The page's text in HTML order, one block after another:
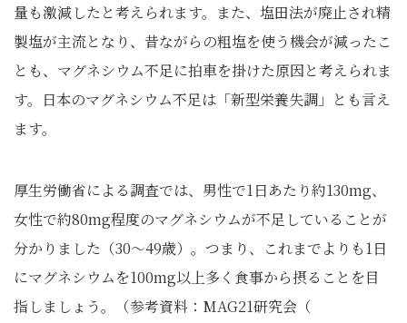
量も激減したと考えられます。また、塩田法が廃止され精
製塩が主流となり、昔ながらの粗塩を使う機会が減ったこ
とも、マグネシウム不足に拍車を掛けた原因と考えられま
す。日本のマグネシウム不足は「新型栄養失調」とも言え
ます。
厚生労働省による調査では、男性で1日あたり約130mg、
女性で約80mg程度のマグネシウムが不足していることが
分かりました（30～49歳）。つまり、これまでよりも1日
にマグネシウムを100mg以上多く食事から摂ることを目
指しましょう。（参考資料：MAG21研究会（